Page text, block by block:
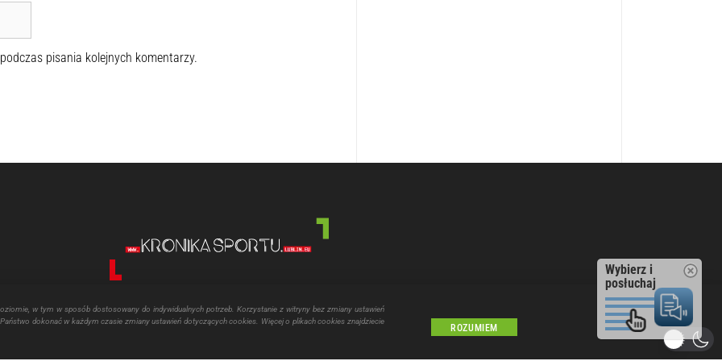
pisania kolejnych komentarzy.
w tym w sposób dostosowany do indywidualnych potrzeb. Korzystanie z witryny bez zmiany ustawień
dokonać w każdym czasie zmiany ustawień dotyczących cookies. Więcej o plikach cookies znajdziecie
ROZUMIEM
Wybierz i
posłuchaj